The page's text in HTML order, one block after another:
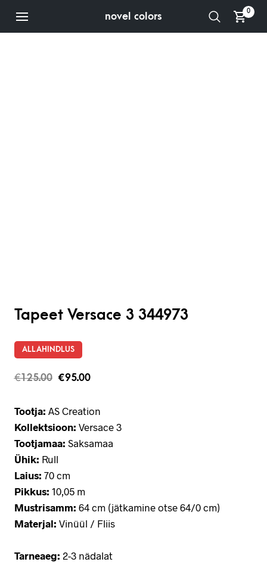
novel colors 0
Tapeet Versace 3 344973
ALLAHINDLUS
€125.00 €95.00
Tootja: AS Creation
Kollektsioon: Versace 3
Tootjamaa: Saksamaa
Ühik: Rull
Laius: 70 cm
Pikkus: 10,05 m
Mustrisamm: 64 cm (jätkamine otse 64/0 cm)
Materjal: Vinüül / Fliis
Tarneaeg: 2-3 nädalat